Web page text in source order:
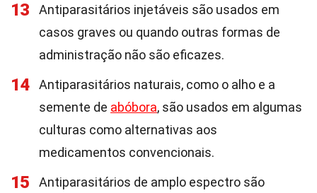
13
Antiparasitários injetáveis são usados em
casos graves ou quando outras formas de
administração não são eficazes.
14
Antiparasitários naturais, como o alho e a
semente de abóbora, são usados em algumas
culturas como alternativas aos
medicamentos convencionais.
15
Antiparasitários de amplo espectro são